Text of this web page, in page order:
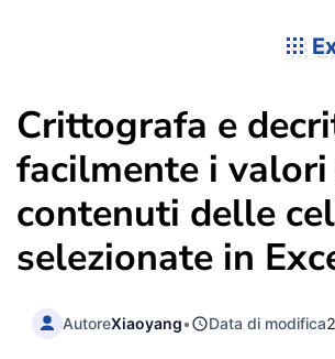
Crittografa e
facilmente i valori
contenuti delle
selezionate in
AutoreXiaoyang• Data di modifica